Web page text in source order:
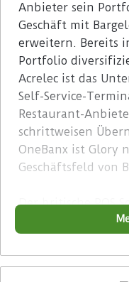
Anbieter sein
Geschäft mit
erweitern. Bereits
Portfolio
Acrelec ist das
Self-Service-
Restaurant-
schrittweisen
OneBanx ist Glory
Geschäftsfeld von
Der britische POS
(vormals PCMS)
RBR Data Servicesin
dem US-
Platz zwei des